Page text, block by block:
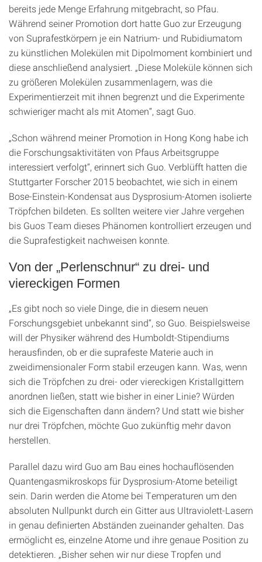
bereits jede Menge Erfahrung mitgebracht, so Pfau.
Während seiner Promotion dort hatte Guo zur Erzeugung
von Suprafestkörpern je ein Natrium- und Rubidiumatom
zu künstlichen Molekülen mit Dipolmoment kombiniert und
diese anschließend analysiert. „Diese Moleküle können sich
zu größeren Molekülen zusammenlagern, was die
Experimentierzeit mit ihnen begrenzt und die Experimente
schwieriger macht als mit Atomen“, sagt Guo.
„Schon während meiner Promotion in Hong Kong habe ich
die Forschungsaktivitäten von Pfaus Arbeitsgruppe
interessiert verfolgt“, erinnert sich Guo. Verblüfft hatten die
Stuttgarter Forscher 2015 beobachtet, wie sich in einem
Bose-Einstein-Kondensat aus Dysprosium-Atomen isolierte
Tröpfchen bildeten. Es sollten weitere vier Jahre vergehen
bis Guos Team dieses Phänomen kontrolliert erzeugen und
die Suprafestigkeit nachweisen konnte.
Von der „Perlenschnur“ zu drei- und
viereckigen Formen
„Es gibt noch so viele Dinge, die in diesem neuen
Forschungsgebiet unbekannt sind“, so Guo. Beispielsweise
will der Physiker während des Humboldt-Stipendiums
herausfinden, ob er die suprafeste Materie auch in
zweidimensionaler Form stabil erzeugen kann. Was, wenn
sich die Tröpfchen zu drei- oder viereckigen Kristallgittern
anordnen ließen, statt wie bisher in einer Linie? Würden
sich die Eigenschaften dann ändern? Und statt wie bisher
nur drei Tröpfchen, möchte Guo zukünftig mehr davon
herstellen.
Parallel dazu wird Guo am Bau eines hochauflösenden
Quantengasmikroskops für Dysprosium-Atome beteiligt
sein. Darin werden die Atome bei Temperaturen um den
absoluten Nullpunkt durch ein Gitter aus Ultraviolett-Lasern
in genau definierten Abständen zueinander gehalten. Das
ermöglicht es, einzelne Atome und ihre genaue Position zu
detektieren. „Bisher sehen wir nur diese Tropfen und